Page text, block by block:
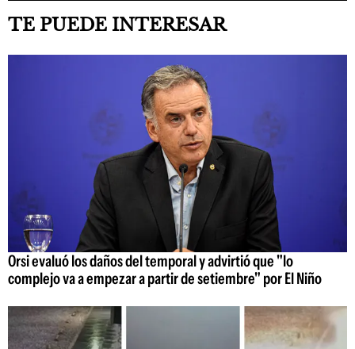
TE PUEDE INTERESAR
Orsi evaluó los daños del temporal y advirtió que "lo
complejo va a empezar a partir de setiembre" por El Niño